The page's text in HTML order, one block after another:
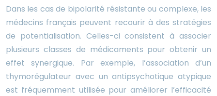
Dans les cas de bipolarité résistante ou complexe, les
médecins français peuvent recourir à des stratégies
de potentialisation. Celles-ci consistent à associer
plusieurs classes de médicaments pour obtenir un
effet synergique. Par exemple, l’association d’un
thymorégulateur avec un antipsychotique atypique
est fréquemment utilisée pour améliorer l’efficacité